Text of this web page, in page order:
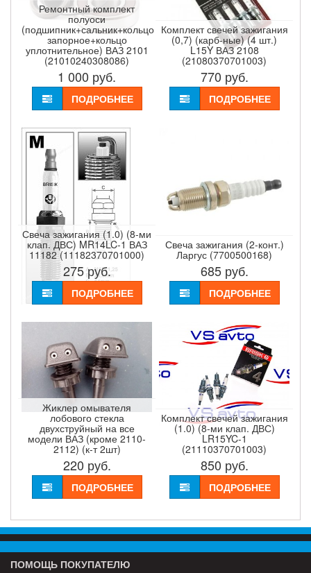
Ремонтный комплект
полуоси
(подшипник+сальник+кольцо
запорное+кольцо
уплотнительное) ВАЗ 2101
(21010240308086)
1 000 руб.
ПОДРОБНЕЕ
Комплект свечей зажигания
(0,7) (карб-ные) (4 шт.)
L15Y ВАЗ 2108
(21080370701003)
770 руб.
ПОДРОБНЕЕ
Свеча зажигания (1.0) (8-ми
клап. ДВС) MR14LC-1 ВАЗ
11182 (11182370701000)
275руб.
ПОДРОБНЕЕ
Свеча зажигания (2-конт.)
Ларгус (7700500168)
685 руб.
ПОДРОБНЕЕ
Жиклер омывателя
лобового стекла
двухструйный на все
модели ВАЗ (кроме 2110-
2112) (к-т 2шт)
220 руб.
ПОДРОБНЕЕ
Комплект свечей зажигания
(1.0) (8-ми клап. ДВС)
LR15YC-1
(21110370701003)
850 руб.
ПОДРОБНЕЕ
ПОМОЩЬ ПОКУПАТЕЛЮ